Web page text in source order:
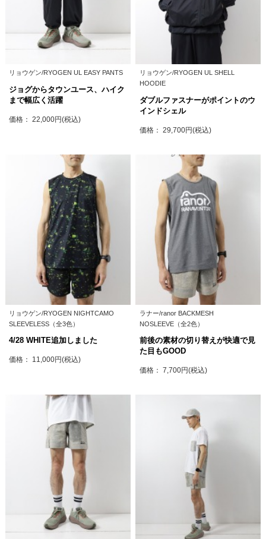
リョウゲン/RYOGEN UL EASY PANTS
ジョグからタウンユース、ハイク
まで幅広く活躍
価格： 22,000円(税込)
リョウゲン/RYOGEN UL SHELL
HOODIE
ダブルファスナーがポイントのウ
インドシェル
価格： 29,700円(税込)
リョウゲン/RYOGEN NIGHTCAMO
SLEEVELESS（全3色）
4/28 WHITE追加しました
価格： 11,000円(税込)
ラナー/ranor BACKMESH
NOSLEEVE（全2色）
前後の素材の切り替えが快適で見
た目もGOOD
価格： 7,700円(税込)